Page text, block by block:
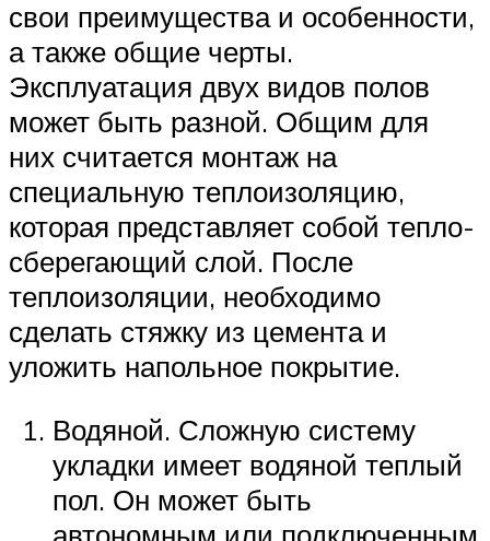
свои преимущества и особенности,
а также общие черты.
Эксплуатация двух видов полов
может быть разной. Общим для
них считается монтаж на
специальную теплоизоляцию,
которая представляет собой тепло-
сберегающий слой. После
теплоизоляции, необходимо
сделать стяжку из цемента и
уложить напольное покрытие.
Водяной. Сложную систему
укладки имеет водяной теплый
пол. Он может быть
автономным или подключенным